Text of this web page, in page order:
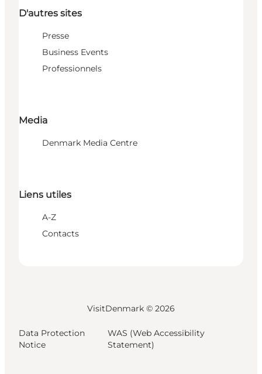
D'autres sites
Presse
Business Events
Professionnels
Media
Denmark Media Centre
Liens utiles
A-Z
Contacts
VisitDenmark © 2026
Data Protection
Notice
WAS (Web Accessibility
Statement)